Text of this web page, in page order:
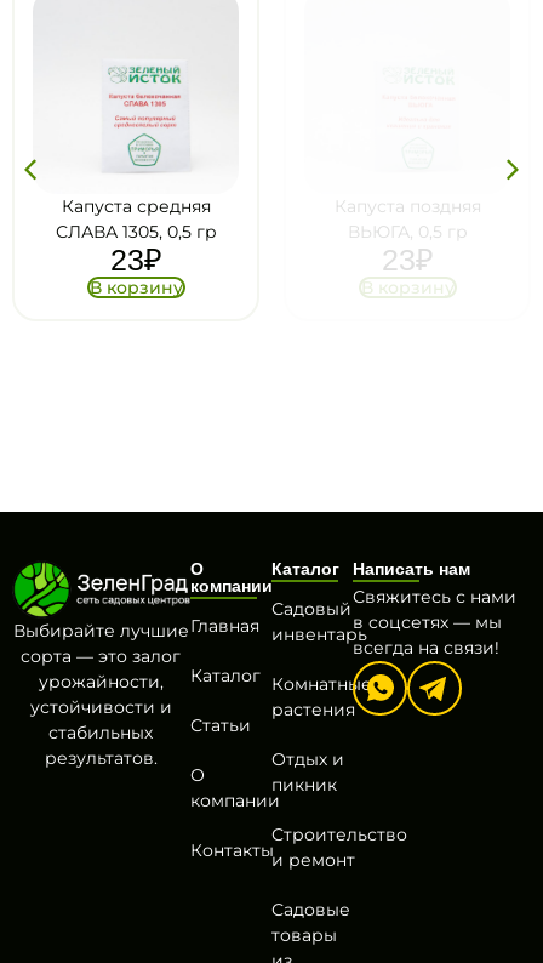
Капуста средняя
СЛАВА 1305, 0,5 гр
23₽
В корзину
Капуста поздняя
ВЬЮГА, 0,5 гр
23₽
В корзину
Выбирайте лучшие
сорта — это залог
урожайности,
устойчивости и
стабильных
результатов.
О
компании
Главная
Каталог
Статьи
О
компании
Контакты
Каталог
Садовый
инвентарь
Комнатные
растения
Отдых и
пикник
Строительство
и ремонт
Садовые
товары
Написать нам
Свяжитесь с нами
в соцсетях — мы
всегда на связи!